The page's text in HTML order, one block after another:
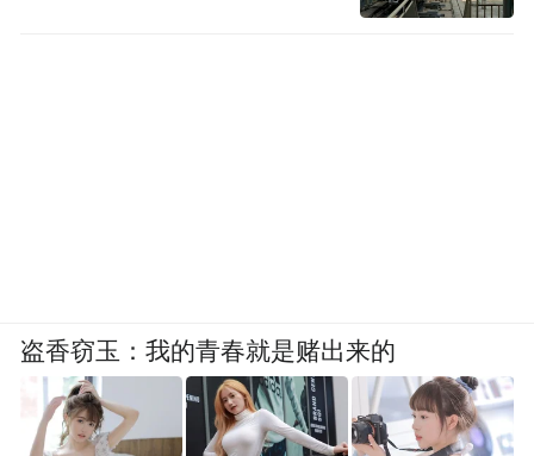
盗香窃玉：我的青春就是赌出来的